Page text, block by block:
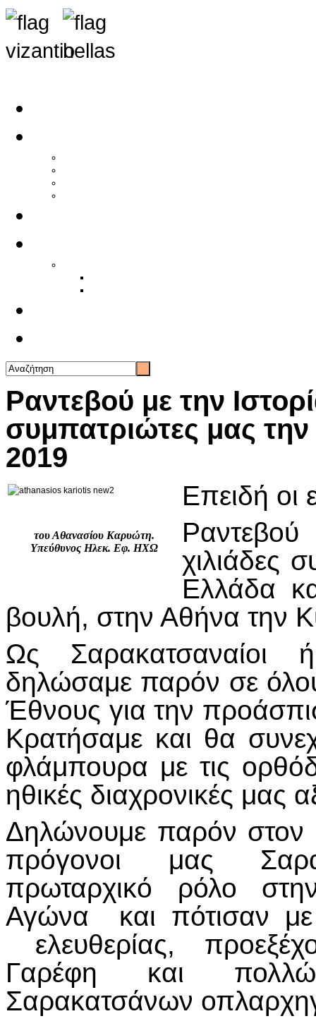
Ραντεβού με την
συμπατριώτες μας
2019
του Αθανασίου Καρυώτη.
Υπεύθυνος Ηλεκ. Εφ. ΗΧΩ
Επειδή οι
χιλιάδες
Ελλάδα
βουλή, στην Αθήνα την
Ως Σαρακατσαναίοι
δηλώσαμε παρόν σε
Έθνους για την
Κρατήσαμε και θα
φλάμπουρα με τις
ηθικές διαχρονικές μας
Δηλώνουμε παρόν στον
πρόγονοι μας
πρωταρχικό ρόλο
Αγώνα και πότισαν με
ελευθερίας,
Γαρέφη και
Σαρακατσάνων